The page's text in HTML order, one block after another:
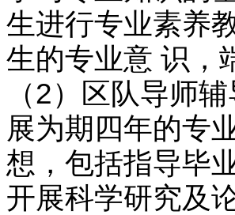
生进行专业素养
生的专业意 识，
（2）区队导师
展为期四年的专
想，包括指导毕
开展科学研究及